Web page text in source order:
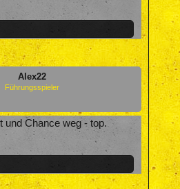
Alex22
Führungsspieler
und Chance weg - top.